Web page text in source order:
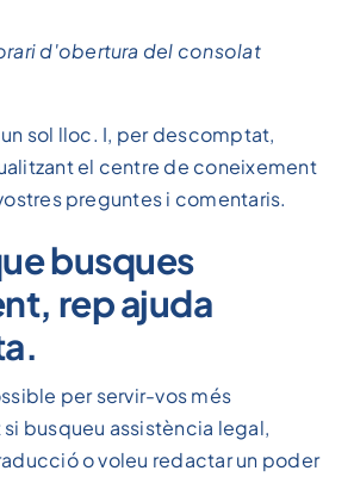
d'obertura del consolat
sol lloc. I, per descomptat,
el centre de coneixement
preguntes i comentaris.
busques
rep ajuda
per servir-vos més
busqueu assistència legal,
o voleu redactar un poder